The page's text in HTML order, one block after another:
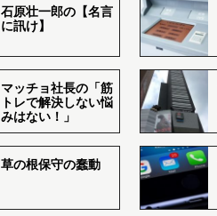
石原壮一郎の【名言
に訊け】
マッチョ社長の「筋
トレで解決しない悩
みはない！」
草の根保守の蠢動